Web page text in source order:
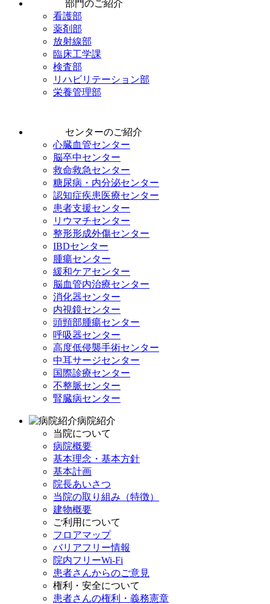
部門のご紹介
看護部
薬剤部
放射線部
臨床工学課
検査部
リハビリテーション部
栄養管理部
センターのご紹介
心臓血管センター
脳卒中センター
救命救急センター
糖尿病・内分泌センター
認知症疾患医療センター
患者支援センター
リウマチセンター
整形形成外傷センター
IBDセンター
腫瘍センター
緩和ケアセンター
脳血管内治療センター
消化器センター
内視鏡センター
頭頸部腫瘍センター
呼吸器センター
高度低侵襲手術センター
中耳サージセンター
国際診療センター
不整脈センター
腎臓病センター
病院紹介
当院について
病院概要
基本理念・基本方針
基本計画
院長あいさつ
当院の取り組み（特徴）
建物概要
ご利用について
フロアマップ
バリアフリー情報
院内フリーWi-Fi
患者さんからのご意見
権利・安全について
患者さんの権利・義務憲章